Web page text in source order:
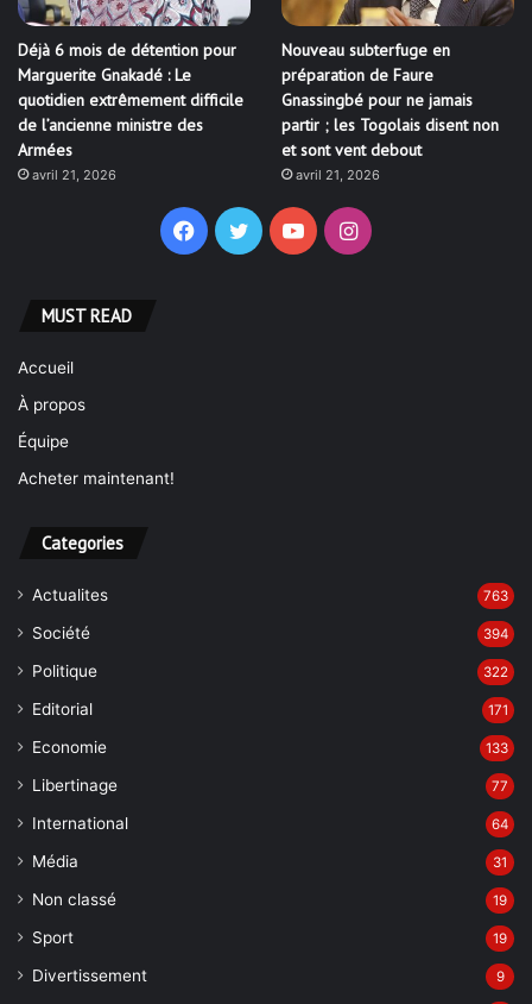
Déjà 6 mois de détention pour
Marguerite Gnakadé : Le
quotidien extrêmement difficile
de l’ancienne ministre des
Armées
avril 21, 2026
Nouveau subterfuge en
préparation de Faure
Gnassingbé pour ne jamais
partir ; les Togolais disent non
et sont vent debout
avril 21, 2026
Facebook
TwitterYouTubeInstagram
MUST READ
Accueil
À propos
Équipe
Acheter maintenant!
Categories
Actualites 763
Société 394
Politique 322
Editorial 171
Economie 133
Libertinage 77
International 64
Média 31
Non classé 19
Sport 19
Divertissement 9